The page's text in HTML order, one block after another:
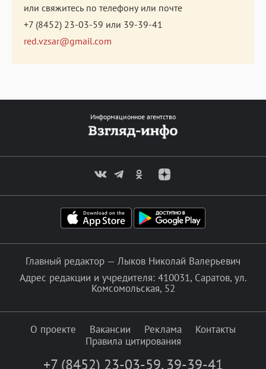
или свяжитесь по телефону или почте
+7 (8452) 23-03-59 или 39-39-41
red.vzsar@gmail.com
Информационное агентство
Главный редактор — Лыков Николай Валерьевич
Адрес редакции и учредителя: 410031, Саратов, ул.
Комсомольская, 52
О проекте Вакансии Реклама
Контакты
Правила цитирования
+7 (8452) 23-03-59, 39-39-41